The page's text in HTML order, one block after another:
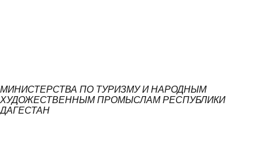
МИНИСТЕРСТВА ПО ТУРИЗМУ И НАРОДНЫМ
ХУДОЖЕСТВЕННЫМ ПРОМЫСЛАМ РЕСПУБЛИКИ
ДАГЕСТАН